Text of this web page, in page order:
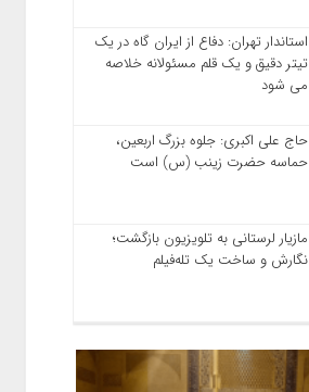
استاندار تهران: دفاع از ایران گاه در یک
تیتر دقیق و یک قلم مسئولانه خلاصه
می شود
حاج‌ علی‌ اکبری: جلوه بزرگ اربعین،
حماسه حضرت زینب (س) است
مازیار لرستانی به تلویزیون بازگشت؛
نگارش و ساخت یک تله‌فیلم